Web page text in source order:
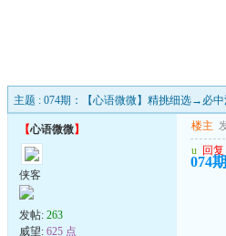
主题 : 074期：【心语微微】精挑细选→必
【心语微微】
侠客
发帖: 263
威望: 625 点
楼主
u 回复
074